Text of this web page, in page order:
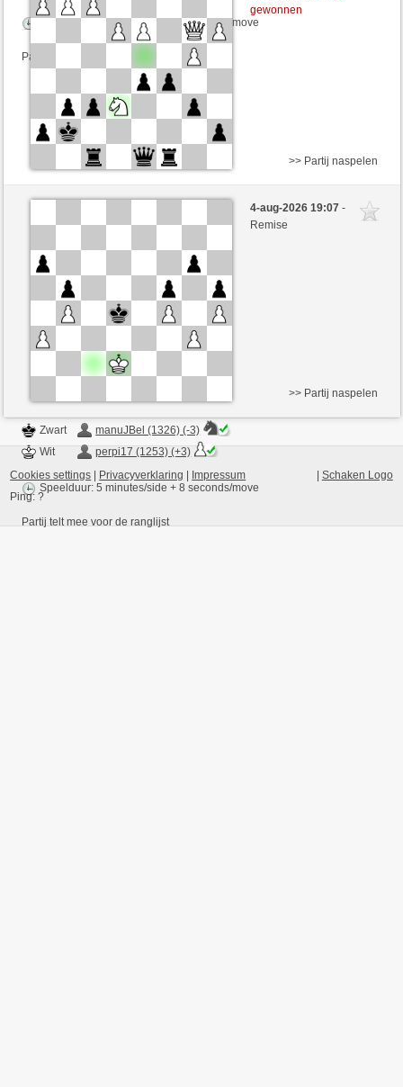
Speelduur: 5 minutes/side + 0 seconds/move
Partij telt mee voor de ranglijst
gewonnen
Wit
Joerg008 (1413) (+9)
Speelduur: 7 minutes/side + 6 seconds/move
Partij telt mee voor de ranglijst
>> Partij naspelen
4-aug-2026 19:07-
Remise
Zwart
manuJBel (1326) (-3)
Wit
perpi17 (1253) (+3)
Speelduur: 5 minutes/side + 8 seconds/move
Partij telt mee voor de ranglijst
>> Partij naspelen
Schaken Logo
Cookies settings Privacyverklaring
Impressum
Ping:?